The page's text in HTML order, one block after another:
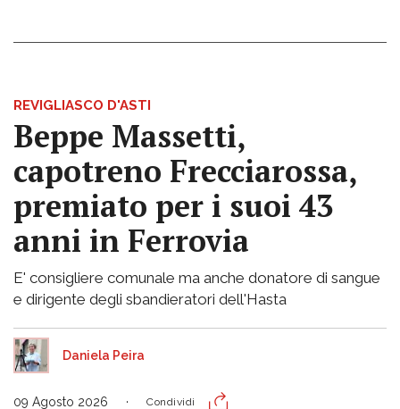
REVIGLIASCO D'ASTI
Beppe Massetti,
capotreno Frecciarossa,
premiato per i suoi 43
anni in Ferrovia
E' consigliere comunale ma anche donatore di sangue
e dirigente degli sbandieratori dell'Hasta
Daniela Peira
09 Agosto 2026 Condividi